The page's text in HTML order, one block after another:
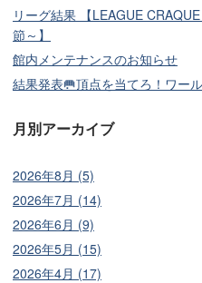
リーグ結果 【LEAGUE
節～】
館内メンテナンスのお知らせ
結果発表🥅頂点を当てろ！ワー
月別アーカイブ
2026年8月 (5)
2026年7月 (14)
2026年6月 (9)
2026年5月 (15)
2026年4月 (17)